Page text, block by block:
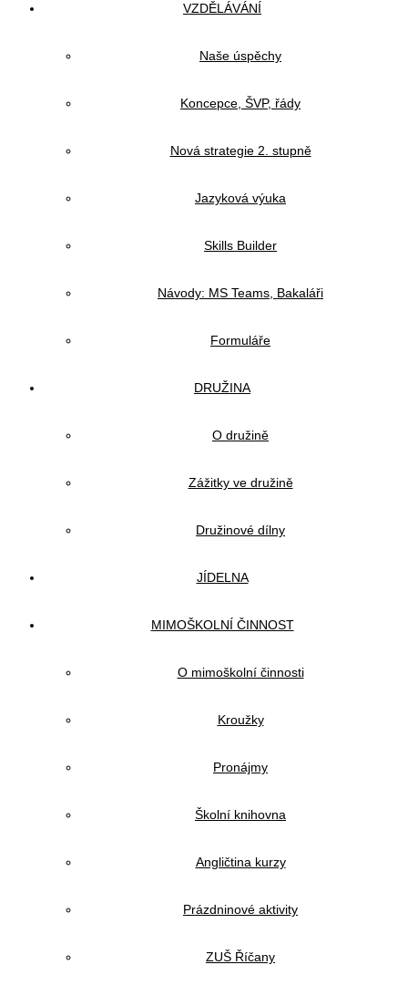
VZDĚLÁVÁNÍ
Naše úspěchy
Koncepce, ŠVP, řády
Nová strategie 2. stupně
Jazyková výuka
Skills Builder
Návody: MS Teams, Bakaláři
Formuláře
DRUŽINA
O družině
Zážitky ve družině
Družinové dílny
JÍDELNA
MIMOŠKOLNÍ ČINNOST
O mimoškolní činnosti
Kroužky
Pronájmy
Školní knihovna
Angličtina kurzy
Prázdninové aktivity
ZUŠ Říčany